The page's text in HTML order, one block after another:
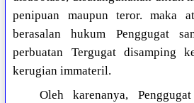
penipuan maupun teror. maka
berasalan hukum Penggugat
perbuatan Tergugat disamping
kerugian immateril.
Oleh karenanya,